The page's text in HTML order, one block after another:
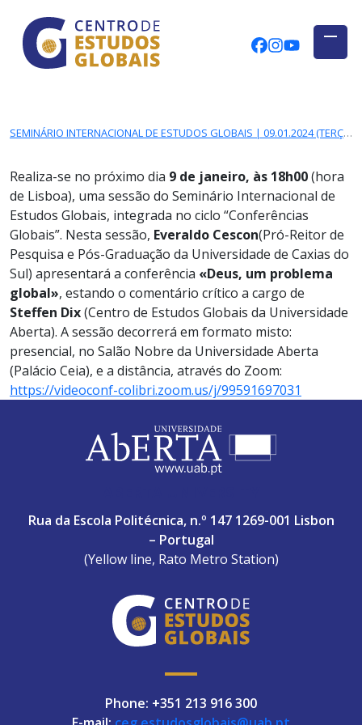
Skip to main content
CENTRO DE ESTUDOS GLOBAIS
CEGUAb @
SEMINÁRIO INTERNACIONAL DE ESTUDOS GLOBAIS | 09.01.2024 (TERÇA-FEIRA), 18H00 | EVERALDO CESCON
Realiza-se no próximo dia 9 de janeiro, às 18h00(hora
de Lisboa), uma sessão do Seminário Internacional de
Estudos Globais, integrada no ciclo “Conferências
Globais”. Nesta sessão, Everaldo Cescon(Pró-Reitor de
Pesquisa e Pós-Graduação da Universidade de Caxias do
Sul) apresentará a conferência «Deus, um problema
global», estando o comentário crítico a cargo de
Steffen Dix(Centro de Estudos Globais da Universidade
Aberta). A sessão decorrerá em formato misto:
presencial, no Salão Nobre da Universidade Aberta
(Palácio Ceia), e a distância, através do Zoom:
https://videoconf-colibri.zoom.us/j/99591697031
Rua da Escola Politécnica, n.º 147 1269-001 Lisbon
– Portugal
(Yellow line, Rato Metro Station)
Phone: +351 213 916 300